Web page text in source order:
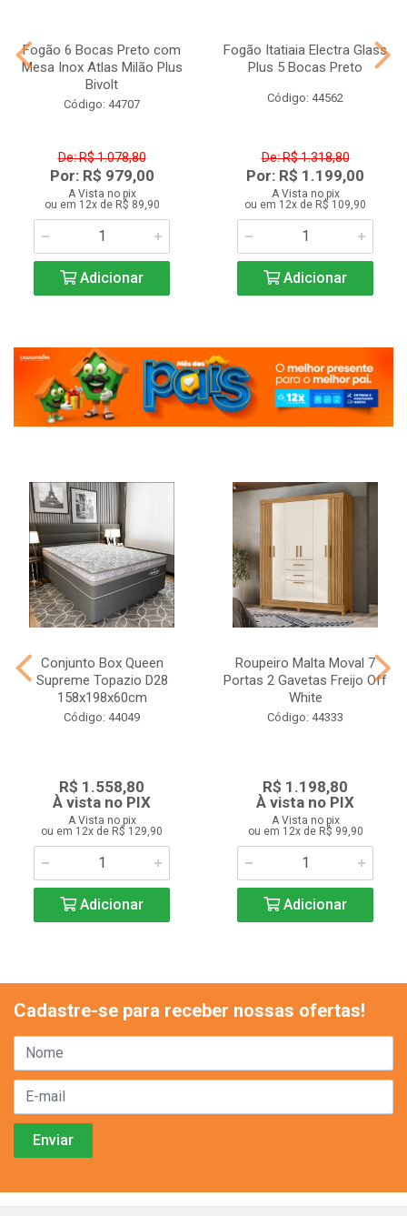
Fogão 6 Bocas Preto com
Mesa Inox Atlas Milão Plus
Bivolt
Código: 44707
De: R$ 1.078,80
Por: R$ 979,00
A Vista no pix
ou em 12x de R$ 89,90
Adicionar
Fogão Itatiaia Electra Glass
Plus 5 Bocas Preto
Código: 44562
De: R$ 1.318,80
Por: R$ 1.199,00
A Vista no pix
ou em 12x de R$ 109,90
Adicionar
Conjunto Box Queen
Supreme Topazio D28
158x198x60cm
Código: 44049
R$ 1.558,80
À vista no PIX
A Vista no pix
ou em 12x de R$ 129,90
Adicionar
Roupeiro Malta Moval 7
Portas 2 Gavetas Freijo Off
White
Código: 44333
R$ 1.198,80
À vista no PIX
A Vista no pix
ou em 12x de R$ 99,90
Adicionar
Cadastre-se para receber nossas ofertas!